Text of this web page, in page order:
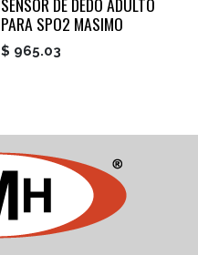
PARA SPO2 MASIMO
$ 965.03